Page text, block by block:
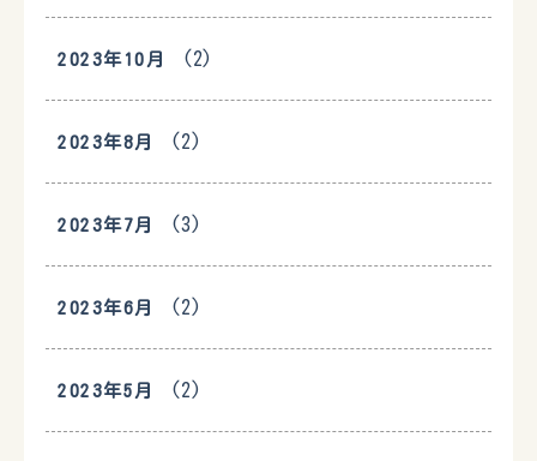
2023年10月 (2)
2023年8月 (2)
2023年7月 (3)
2023年6月 (2)
2023年5月 (2)